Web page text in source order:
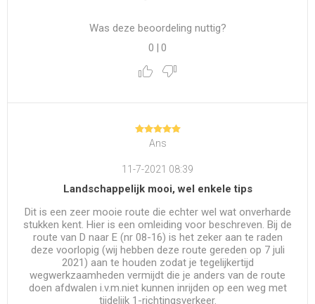
Was deze beoordeling nuttig?
0 | 0
Ans
11-7-2021 08:39
Landschappelijk mooi, wel enkele tips
Dit is een zeer mooie route die echter wel wat onverharde
stukken kent. Hier is een omleiding voor beschreven. Bij de
route van D naar E (nr 08-16) is het zeker aan te raden
deze voorlopig (wij hebben deze route gereden op 7 juli
2021) aan te houden zodat je tegelijkertijd
wegwerkzaamheden vermijdt die je anders van de route
doen afdwalen i.v.m.niet kunnen inrijden op een weg met
tijdelijk 1-richtingsverkeer.